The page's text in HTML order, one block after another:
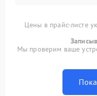
Цены в прайс-листе
Мы проверим ваше